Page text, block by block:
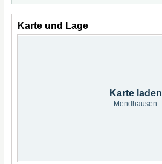
Karte und Lage
Karte laden
Mendhausen